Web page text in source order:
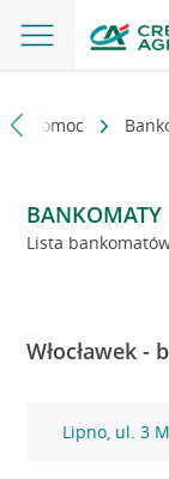
i pomoc
BANKOMATY
Lista
Włocławek
Lipno, ul. 3